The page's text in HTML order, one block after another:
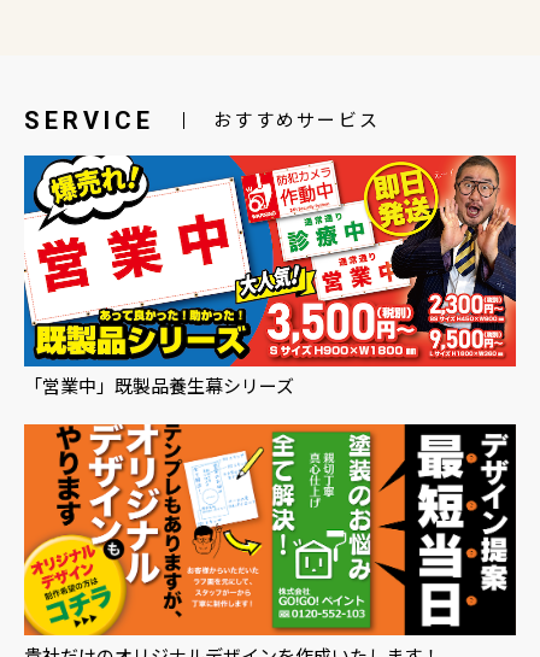
SERVICE おすすめサービス
「営業中」既製品養生幕シリーズ